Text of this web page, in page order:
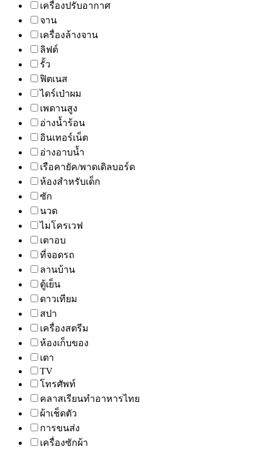
เครื่องปรับอากาศ
จาน
เครื่องล้างจาน
ลิฟต์
รั้ว
ฟิตเนส
ไดร์เป่าผม
เพดานสูง
อ่างน้ำร้อน
อินเทอร์เน็ต
อ่างอาบน้ำ
เรือคายัค/พาดเดิลบอร์ด
ห้องสำหรับเด็ก
ซัก
นวด
ไมโครเวฟ
เตาอบ
ที่จอดรถ
ลานบ้าน
ตู้เย็น
ดาวเทียม
สปา
เครื่องสตรีม
ห้องเก็บของ
เตา
TV
โทรศัพท์
คลาสเรียนทำอาหารไทย
ผ้าเช็ดตัว
การขนส่ง
เครื่องซักผ้า